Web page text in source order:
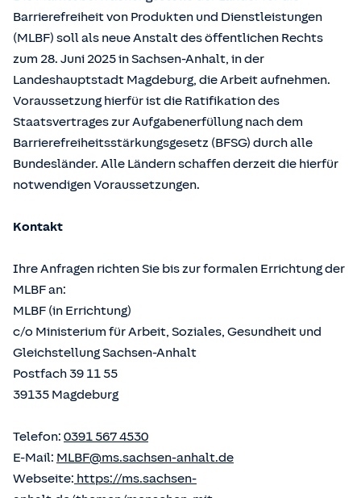
Barrierefreiheit von Produkten und Dienstleistungen
(MLBF) soll als neue Anstalt des öffentlichen Rechts
zum 28. Juni 2025 in Sachsen-Anhalt, in der
Landeshauptstadt Magdeburg, die Arbeit aufnehmen.
Voraussetzung hierfür ist die Ratifikation des
Staatsvertrages zur Aufgabenerfüllung nach dem
Barrierefreiheitsstärkungsgesetz (BFSG) durch alle
Bundesländer. Alle Ländern schaffen derzeit die hierfür
notwendigen Voraussetzungen.
Kontakt
Ihre Anfragen richten Sie bis zur formalen Errichtung der
MLBF an:
MLBF (in Errichtung)
c/o Ministerium für Arbeit, Soziales, Gesundheit und
Gleichstellung Sachsen-Anhalt
Postfach 39 11 55
39135 Magdeburg
Telefon: 0391 567 4530
E-Mail: MLBF@ms.sachsen-anhalt.de
Webseite: https://ms.sachsen-